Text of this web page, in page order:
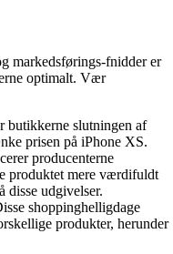
markedsførings-fnidder er
optimalt. Vær
butikkerne slutningen af
prisen på iPhone XS.
producenterne
produktet mere værdifuldt
udgivelser.
shoppinghelligdage
produkter, herunder